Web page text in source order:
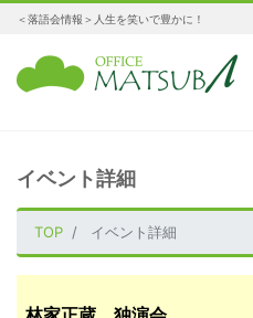
＜落語会情報＞人生を笑いで豊かに！
イベント詳細
TOP イベント詳細